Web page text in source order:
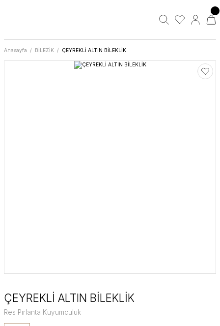
Anasayfa BİLEZİK ÇEYREKLİ ALTIN BİLEKLİK
ÇEYREKLİ ALTIN BİLEKLİK
Res Pırlanta Kuyumculuk